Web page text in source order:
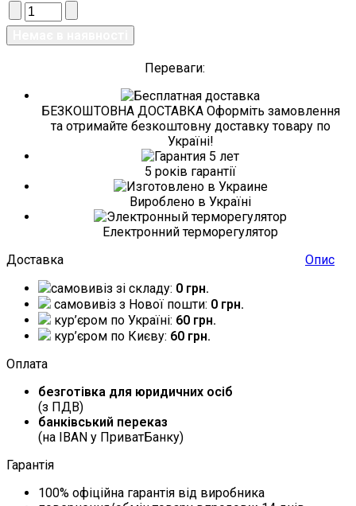
Переваги:
БЕЗКОШТОВНА ДОСТАВКА Оформіть замовлення
та отримайте безкоштовну доставку товару по
Україні!
5 років гарантії
Вироблено в Україні
Електронний терморегулятор
Доставка
самовивіз зі складу: 0 грн.
самовивіз з Нової пошти: 0 грн.
кур’єром по Україні: 60 грн.
кур’єром по Києву: 60 грн.
Оплата
безготівка для юридичних осіб
(з ПДВ)
банківський переказ
(на IBAN у ПриватБанку)
Гарантія
100% офіційна гарантія від виробника
Опис